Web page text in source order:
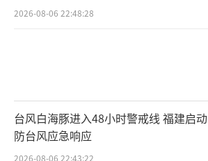
2026-08-06 22:48:28
台风白海豚进入48小时警戒线 福建启动
防台风应急响应
2026-08-06 22:43:22